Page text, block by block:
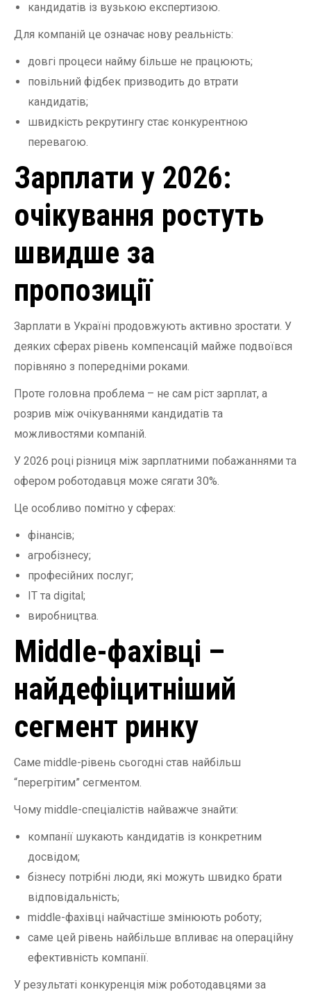
кандидатів із вузькою експертизою.
Для компаній це означає нову реальність:
довгі процеси найму більше не працюють;
повільний фідбек призводить до втрати
кандидатів;
швидкість рекрутингу стає конкурентною
перевагою.
Зарплати у 2026:
очікування ростуть
швидше за
пропозиції
Зарплати в Україні продовжують активно зростати. У
деяких сферах рівень компенсацій майже подвоївся
порівняно з попередніми роками.
Проте головна проблема – не сам ріст зарплат, а
розрив між очікуваннями кандидатів та
можливостями компаній.
У 2026 році різниця між зарплатними побажаннями та
офером роботодавця може сягати 30%.
Це особливо помітно у сферах:
фінансів;
агробізнесу;
професійних послуг;
IT та digital;
виробництва.
Middle-фахівці –
найдефіцитніший
сегмент ринку
Саме middle-рівень сьогодні став найбільш
“перегрітим” сегментом.
Чому middle-спеціалістів найважче знайти:
компанії шукають кандидатів із конкретним
досвідом;
бізнесу потрібні люди, які можуть швидко брати
відповідальність;
middle-фахівці найчастіше змінюють роботу;
саме цей рівень найбільше впливає на операційну
ефективність компанії.
У результаті конкуренція між роботодавцями за